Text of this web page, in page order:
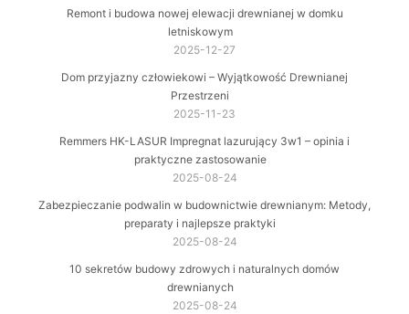
Remont i budowa nowej elewacji drewnianej w domku
letniskowym
2025-12-27
Dom przyjazny człowiekowi – Wyjątkowość Drewnianej
Przestrzeni
2025-11-23
Remmers HK-LASUR Impregnat lazurujący 3w1 – opinia i
praktyczne zastosowanie
2025-08-24
Zabezpieczanie podwalin w budownictwie drewnianym: Metody,
preparaty i najlepsze praktyki
2025-08-24
10 sekretów budowy zdrowych i naturalnych domów
drewnianych
2025-08-24